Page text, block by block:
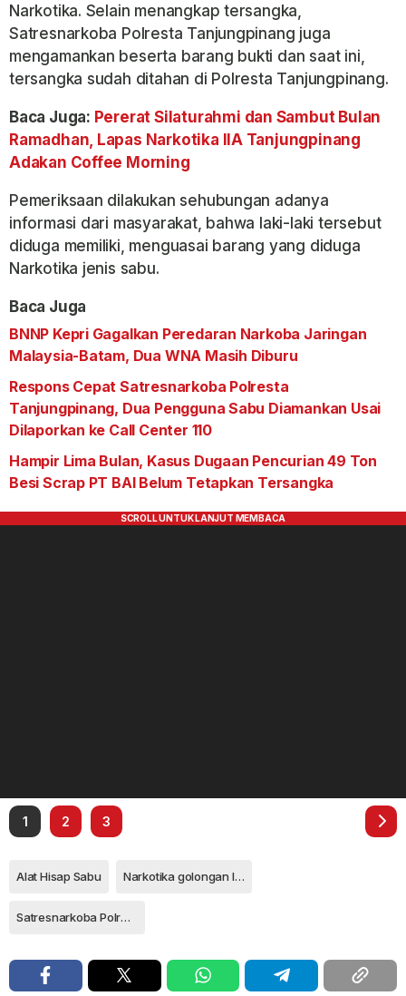
Narkotika. Selain menangkap tersangka,
Satresnarkoba Polresta Tanjungpinang juga
mengamankan beserta barang bukti dan saat ini,
tersangka sudah ditahan di Polresta Tanjungpinang.
Baca Juga: Pererat Silaturahmi dan Sambut Bulan
Ramadhan, Lapas Narkotika IIA Tanjungpinang
Adakan Coffee Morning
Pemeriksaan dilakukan sehubungan adanya
informasi dari masyarakat, bahwa laki-laki tersebut
diduga memiliki, menguasai barang yang diduga
Narkotika jenis sabu.
Baca Juga
BNNP Kepri Gagalkan Peredaran Narkoba Jaringan
Malaysia-Batam, Dua WNA Masih Diburu
Respons Cepat Satresnarkoba Polresta
Tanjungpinang, Dua Pengguna Sabu Diamankan Usai
Dilaporkan ke Call Center 110
Hampir Lima Bulan, Kasus Dugaan Pencurian 49 Ton
Besi Scrap PT BAI Belum Tetapkan Tersangka
1 2 3
Alat Hisap Sabu Narkotika golongan I bukan tanaman jenis sabu
Satresnarkoba Polresta Tanjungpinang